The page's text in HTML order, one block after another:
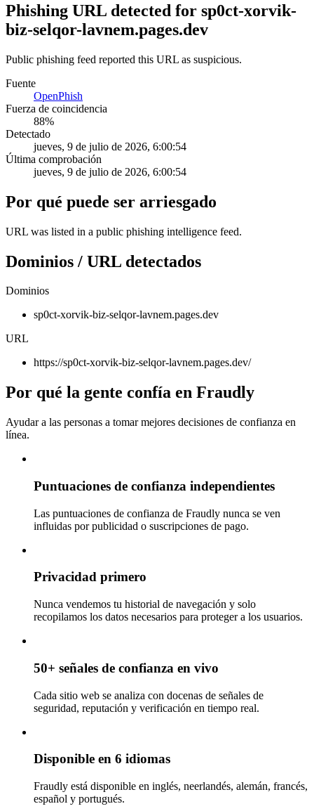
Phishing URL detected for sp0ct-xorvik-
biz-selqor-lavnem.pages.dev
Public phishing feed reported this URL as suspicious.
Fuente
OpenPhish
Fuerza de coincidencia
88%
Detectado
jueves, 9 de julio de 2026, 6:00:54
Última comprobación
jueves, 9 de julio de 2026, 6:00:54
Por qué puede ser arriesgado
URL was listed in a public phishing intelligence feed.
Dominios / URL detectados
Dominios
sp0ct-xorvik-biz-selqor-lavnem.pages.dev
URL
https://sp0ct-xorvik-biz-selqor-lavnem.pages.dev/
Por qué la gente confía en Fraudly
Ayudar a las personas a tomar mejores decisiones de confianza en
línea.
Puntuaciones de confianza independientes
Las puntuaciones de confianza de Fraudly nunca se ven
influidas por publicidad o suscripciones de pago.
Privacidad primero
Nunca vendemos tu historial de navegación y solo
recopilamos los datos necesarios para proteger a los usuarios.
50+ señales de confianza en vivo
Cada sitio web se analiza con docenas de señales de
seguridad, reputación y verificación en tiempo real.
Disponible en 6 idiomas
Fraudly está disponible en inglés, neerlandés, alemán, francés,
español y portugués.